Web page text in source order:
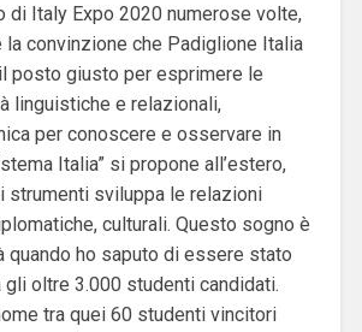
di Italy Expo 2020 numerose volte,
la convinzione che Padiglione Italia
posto giusto per esprimere le
linguistiche e relazionali,
per conoscere e osservare in
Italia” si propone all’estero,
strumenti sviluppa le relazioni
culturali. Questo sogno è
quando ho saputo di essere stato
oltre 3.000 studenti candidati.
tra quei 60 studenti vincitori